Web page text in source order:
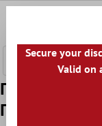
Πρότυπο
Πλακάκια
Secure your
Valid on